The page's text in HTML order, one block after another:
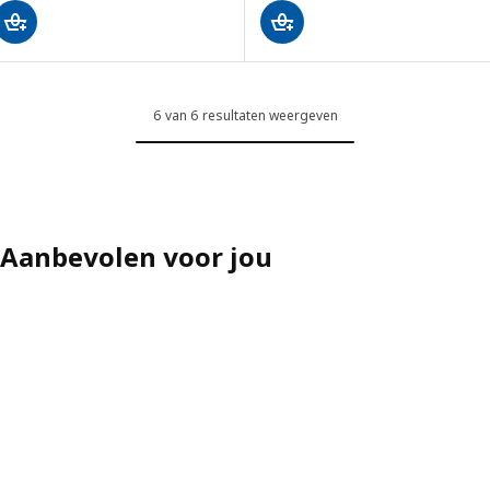
6 van 6 resultaten weergeven
Aanbevolen voor jou